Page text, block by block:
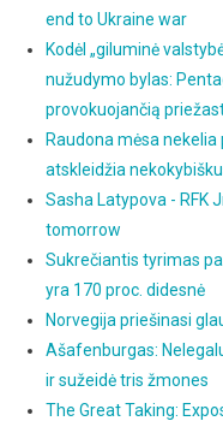
end to Ukraine war
Kodėl „giluminė
nužudymo bylas:
provokuojančią
Raudona mėsa
atskleidžia
Sasha Latypova - RFK
tomorrow
Sukrečiantis tyrimas
yra 170 proc. didesnė
Norvegija priešinasi
Ašafenburgas:
ir sužeidė tris žmones
The Great Taking: